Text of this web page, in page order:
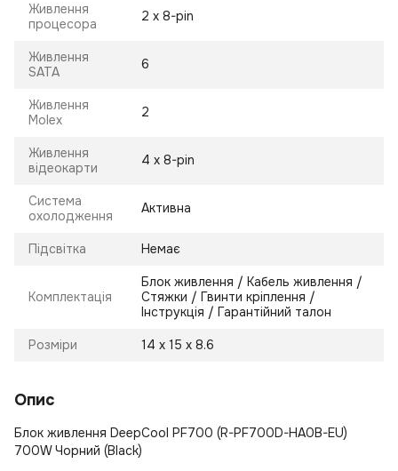
Живлення
процесора
2 х 8-pin
Живлення
SATA
6
Живлення
Molex
2
Живлення
відеокарти
4 х 8-pin
Система
охолодження
Активна
Підсвітка Немає
Комплектація
Блок живлення / Кабель живлення /
Стяжки / Гвинти кріплення /
Інструкція / Гарантійний талон
Розміри 14 х 15 х 8.6
Опис
Блок живлення DeepCool PF700 (R-PF700D-HA0B-EU)
700W Чорний (Black)